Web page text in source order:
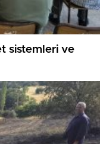
sistemleri ve